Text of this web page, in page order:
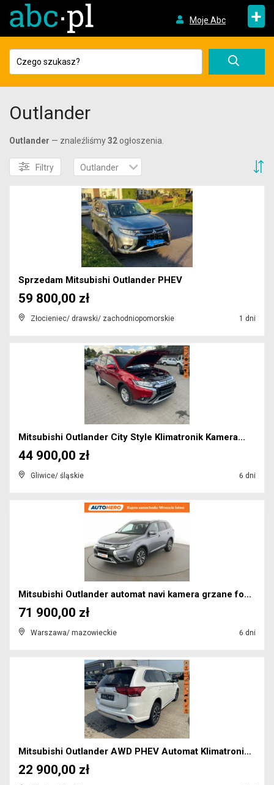
Moje Abc +
Outlander
Outlander — znaleźliśmy32 ogłoszenia.
Filtry Outlander
Sprzedam Mitsubishi Outlander PHEV
Złocieniec/ drawski/ zachodniopomorskie 1 dni
59 800,00 zł
Mitsubishi Outlander City Style Klimatronik Kamera...
Gliwice/ śląskie 6 dni
44 900,00 zł
Mitsubishi Outlander automat navi kamera grzane fo...
Warszawa/ mazowieckie 6 dni
71 900,00 zł
Mitsubishi Outlander AWD PHEV Automat Klimatronik ...
22 900,00 zł